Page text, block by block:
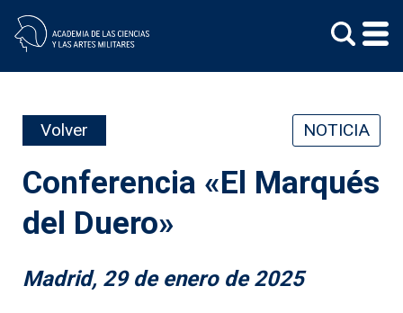
content
Volver NOTICIA
Conferencia «El Marqués
del Duero»
Madrid, 29 de enero de 2025